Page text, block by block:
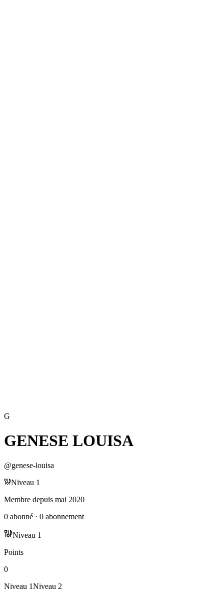
G
GENESE LOUISA
@genese-louisa
Niveau 1
Membre depuis mai 2020
0 abonné · 0 abonnement
Niveau 1
Points
0
Niveau 1Niveau 2